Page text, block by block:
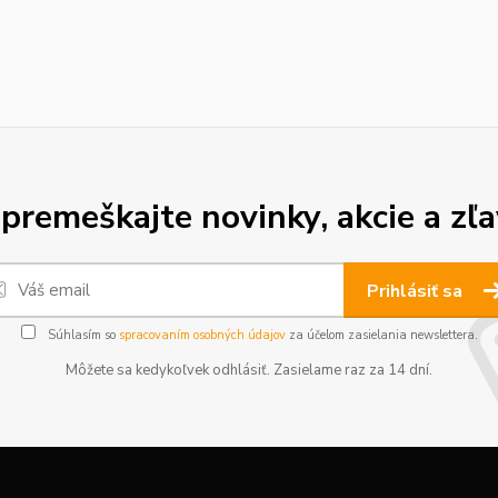
novinky, akcie a
Prihlásiť sa
Súhlasím so spracovaním osobných údajovza účelom zasielania newslettera.
Môžete sa kedykoľvek odhlásiť. Zasielame raz za 14 dní.